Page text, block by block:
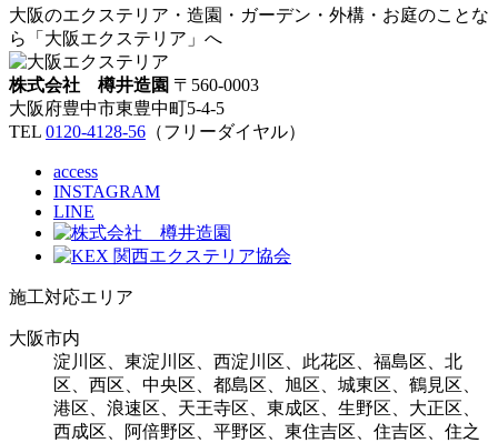
大阪のエクステリア・造園・ガーデン・外構・お庭のことな
ら「大阪エクステリア」へ
株式会社 樽井造園 〒560-0003
大阪府豊中市東豊中町5-4-5
TEL 0120-4128-56 （フリーダイヤル）
access
INSTAGRAM
LINE
施工対応エリア
大阪市内
淀川区、東淀川区、西淀川区、此花区、福島区、北
区、西区、中央区、都島区、旭区、城東区、鶴見区、
港区、浪速区、天王寺区、東成区、生野区、大正区、
西成区、阿倍野区、平野区、東住吉区、住吉区、住之